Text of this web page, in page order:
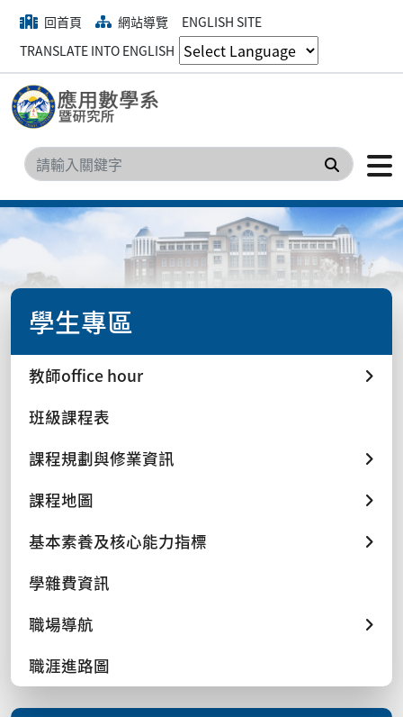
回首頁 網站導覽
ENGLISH SITE
TRANSLATE INTO ENGLISH
搜尋
學生專區
教師office hour
班級課程表
課程規劃與修業資訊
課程地圖
基本素養及核心能力指標
學雜費資訊
職場導航
職涯進路圖